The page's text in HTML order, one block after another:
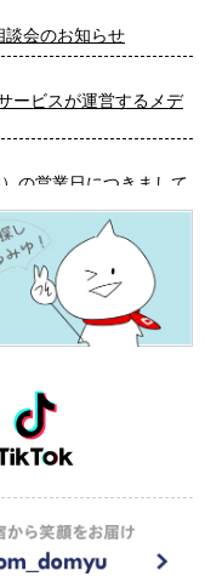
談会のお知らせ
ービスが運営するメデ
の営業日につきまして
ズデー』実施のお知ら
運営するメディアで